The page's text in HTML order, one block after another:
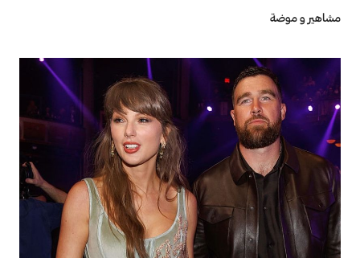
مشاهير و موضة